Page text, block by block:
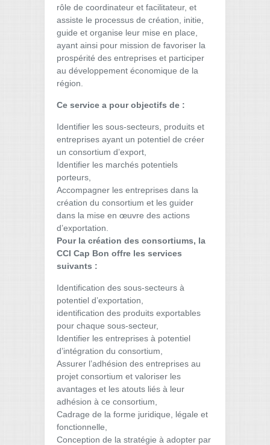
rôle de coordinateur et facilitateur, et
assiste le processus de création, initie,
guide et organise leur mise en place,
ayant ainsi pour mission de favoriser la
prospérité des entreprises et participer
au développement économique de la
région.
Ce service a pour objectifs de :
Identifier les sous-secteurs, produits et
entreprises ayant un potentiel de créer
un consortium d’export,
Identifier les marchés potentiels
porteurs,
Accompagner les entreprises dans la
création du consortium et les guider
dans la mise en œuvre des actions
d’exportation.
Pour la création des consortiums, la
CCI Cap Bon offre les services
suivants :
Identification des sous-secteurs à
potentiel d’exportation,
identification des produits exportables
pour chaque sous-secteur,
Identifier les entreprises à potentiel
d’intégration du consortium,
Assurer l’adhésion des entreprises au
projet consortium et valoriser les
avantages et les atouts liés à leur
adhésion à ce consortium,
Cadrage de la forme juridique, légale et
fonctionnelle,
Conception de la stratégie à adopter par